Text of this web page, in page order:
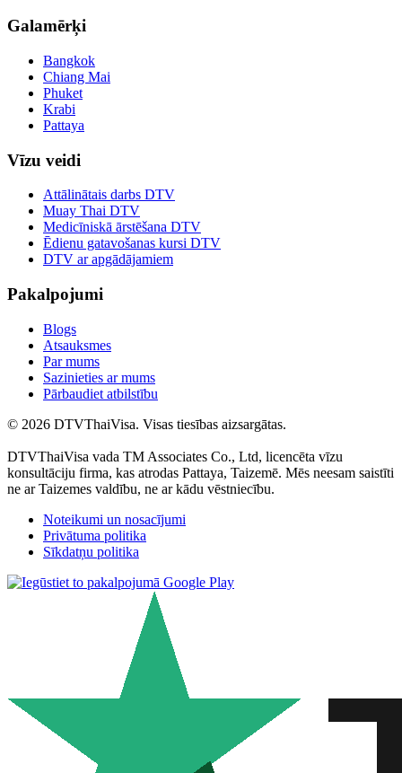
Galamērķi
Bangkok
Chiang Mai
Phuket
Krabi
Pattaya
Vīzu veidi
Attālinātais darbs DTV
Muay Thai DTV
Medicīniskā ārstēšana DTV
Ēdienu gatavošanas kursi DTV
DTV ar apgādājamiem
Pakalpojumi
Blogs
Atsauksmes
Par mums
Sazinieties ar mums
Pārbaudiet atbilstību
© 2026 DTVThaiVisa. Visas tiesības aizsargātas.
DTVThaiVisa vada TM Associates Co., Ltd, licencēta vīzu
konsultāciju firma, kas atrodas Pattaya, Taizemē. Mēs neesam saistīti
ne ar Taizemes valdību, ne ar kādu vēstniecību.
Noteikumi un nosacījumi
Privātuma politika
Sīkdatņu politika